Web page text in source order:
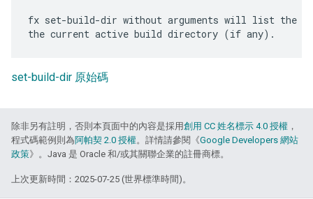
fx set-build-dir without arguments will list the
set-build-dir 原始碼
除非另有註明，否則本頁面中的內容是採用創用 CC 姓名標示 4.0 授權 ，
程式碼範例則為阿帕契 2.0 授權。詳情請參閱《Google Developers 網站
政策》。Java 是 Oracle 和/或其關聯企業的註冊商標。
上次更新時間：2025-07-25 (世界標準時間)。